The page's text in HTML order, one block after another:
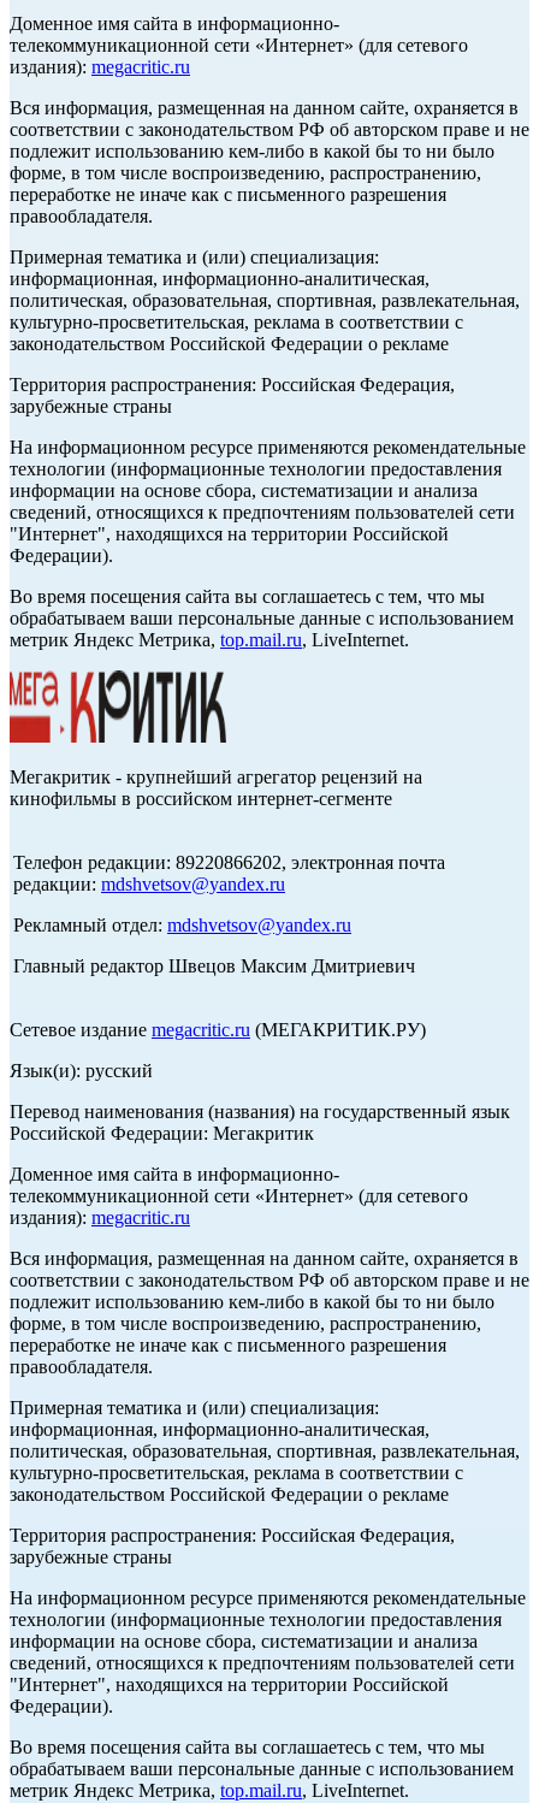
Доменное имя сайта в информационно-
телекоммуникационной сети «Интернет» (для сетевого
издания): megacritic.ru
Вся информация, размещенная на данном сайте, охраняется в
соответствии с законодательством РФ об авторском праве и не
подлежит использованию кем-либо в какой бы то ни было
форме, в том числе воспроизведению, распространению,
переработке не иначе как с письменного разрешения
правообладателя.
Примерная тематика и (или) специализация:
информационная, информационно-аналитическая,
политическая, образовательная, спортивная, развлекательная,
культурно-просветительская, реклама в соответствии с
законодательством Российской Федерации о рекламе
Территория распространения: Российская Федерация,
зарубежные страны
На информационном ресурсе применяются рекомендательные
технологии (информационные технологии предоставления
информации на основе сбора, систематизации и анализа
сведений, относящихся к предпочтениям пользователей сети
"Интернет", находящихся на территории Российской
Федерации).
Во время посещения сайта вы соглашаетесь с тем, что мы
обрабатываем ваши персональные данные с использованием
метрик Яндекс Метрика, top.mail.ru, LiveInternet.
Мегакритик - крупнейший агрегатор рецензий на
кинофильмы в российском интернет-сегменте
Телефон редакции: 89220866202, электронная почта
редакции: mdshvetsov@yandex.ru
Рекламный отдел: mdshvetsov@yandex.ru
Главный редактор Швецов Максим Дмитриевич
Сетевое издание megacritic.ru (МЕГАКРИТИК.РУ)
Язык(и): русский
Перевод наименования (названия) на государственный язык
Российской Федерации: Мегакритик
Доменное имя сайта в информационно-
телекоммуникационной сети «Интернет» (для сетевого
издания): megacritic.ru
Вся информация, размещенная на данном сайте, охраняется в
соответствии с законодательством РФ об авторском праве и не
подлежит использованию кем-либо в какой бы то ни было
форме, в том числе воспроизведению, распространению,
переработке не иначе как с письменного разрешения
правообладателя.
Примерная тематика и (или) специализация:
информационная, информационно-аналитическая,
политическая, образовательная, спортивная, развлекательная,
культурно-просветительская, реклама в соответствии с
законодательством Российской Федерации о рекламе
Территория распространения: Российская Федерация,
зарубежные страны
На информационном ресурсе применяются рекомендательные
технологии (информационные технологии предоставления
информации на основе сбора, систематизации и анализа
сведений, относящихся к предпочтениям пользователей сети
"Интернет", находящихся на территории Российской
Федерации).
Во время посещения сайта вы соглашаетесь с тем, что мы
обрабатываем ваши персональные данные с использованием
метрик Яндекс Метрика, top.mail.ru, LiveInternet.